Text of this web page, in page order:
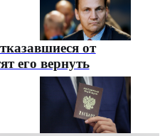
от
его вернуть